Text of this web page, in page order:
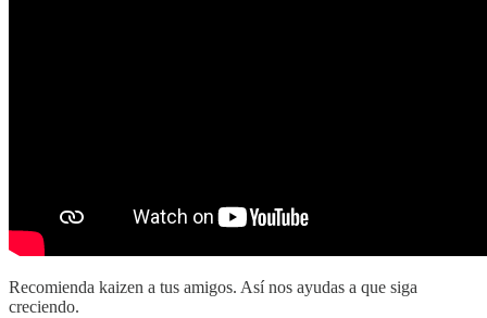
Recomienda kaizen a tus amigos. Así nos ayudas a que siga
creciendo.